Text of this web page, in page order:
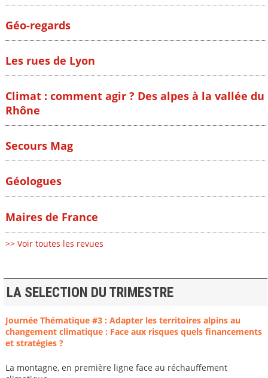
Géo-regards
Les rues de Lyon
Climat : comment agir ? Des alpes à la vallée du
Rhône
Secours Mag
Géologues
Maires de France
>> Voir toutes les revues
LA SELECTION DU TRIMESTRE
Journée Thématique #3 : Adapter les territoires alpins au
changement climatique : Face aux risques quels financements
et stratégies ?
La montagne, en première ligne face au réchauffement